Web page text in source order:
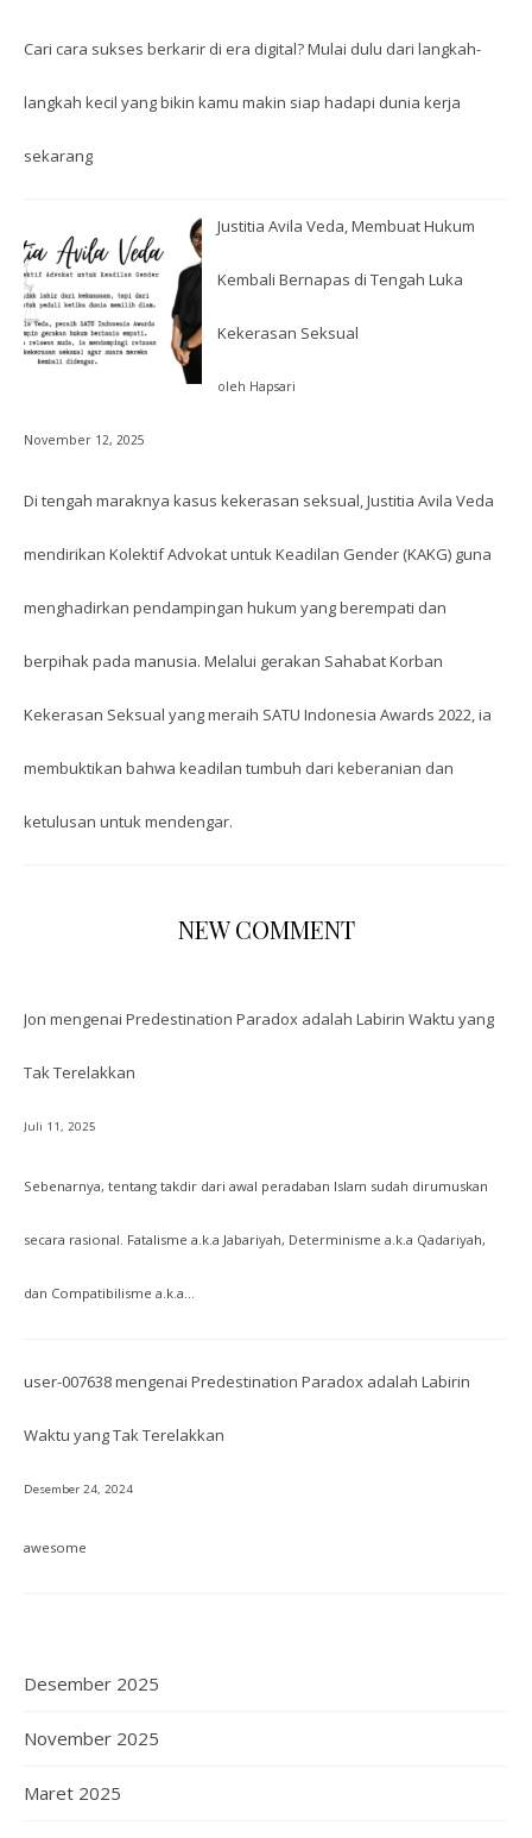
Cari cara sukses berkarir di era digital? Mulai dulu dari langkah-
langkah kecil yang bikin kamu makin siap hadapi dunia kerja
sekarang
Justitia Avila Veda, Membuat Hukum
Kembali Bernapas di Tengah Luka
Kekerasan Seksual
oleh Hapsari
November 12, 2025
Di tengah maraknya kasus kekerasan seksual, Justitia Avila Veda
mendirikan Kolektif Advokat untuk Keadilan Gender (KAKG) guna
menghadirkan pendampingan hukum yang berempati dan
berpihak pada manusia. Melalui gerakan Sahabat Korban
Kekerasan Seksual yang meraih SATU Indonesia Awards 2022, ia
membuktikan bahwa keadilan tumbuh dari keberanian dan
ketulusan untuk mendengar.
NEW COMMENT
Jon mengenai Predestination Paradox adalah Labirin Waktu yang
Tak Terelakkan
Juli 11, 2025
Sebenarnya, tentang takdir dari awal peradaban Islam sudah dirumuskan
secara rasional. Fatalisme a.k.a Jabariyah, Determinisme a.k.a Qadariyah,
dan Compatibilisme a.k.a…
user-007638mengenai Predestination Paradox adalah Labirin
Waktu yang Tak Terelakkan
Desember 24, 2024
awesome
Desember 2025
November 2025
Maret 2025